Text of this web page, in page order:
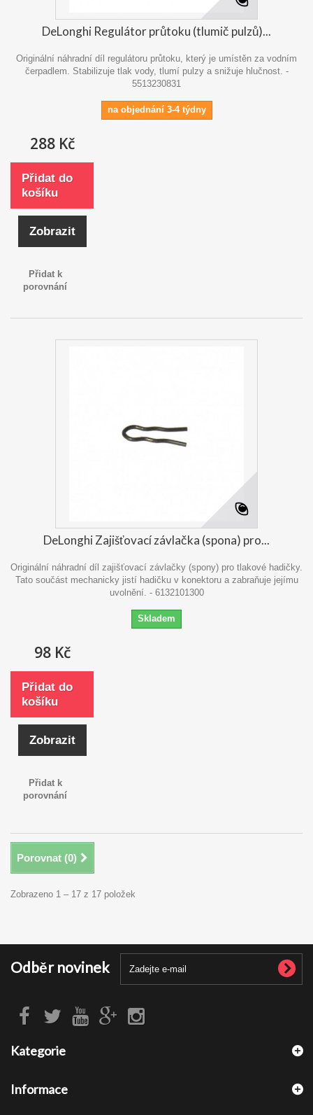
DeLonghi Regulátor průtoku (tlumič pulzů)...
Originální náhradní díl regulátoru průtoku, který je umístěn za vodním
čerpadlem. Stabilizuje tlak vody, tlumí pulzy a snižuje hlučnost. -
5513230831
na objednání 3-4 týdny
288 Kč
Přidat do
košíku
Zobrazit
Přidat k
porovnání
DeLonghi Zajišťovací závlačka (spona) pro...
Originální náhradní díl zajišťovací závlačky (spony) pro tlakové hadičky.
Tato součást mechanicky jistí hadičku v konektoru a zabraňuje jejímu
uvolnění. - 6132101300
Skladem
98 Kč
Přidat do
košíku
Zobrazit
Přidat k
porovnání
Porovnat (0)
Zobrazeno 1 – 17 z 17 položek
Odběr novinek
Kategorie
Informace